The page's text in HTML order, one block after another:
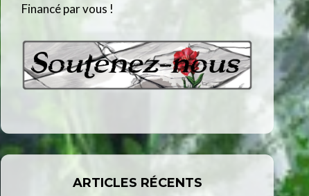
Financé par vous !
ARTICLES RÉCENTS